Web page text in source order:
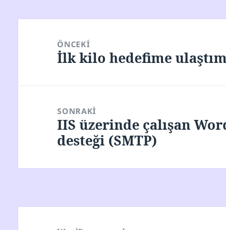
gezinmesiÖNCEKI
Önceki
İlk kilo hedefime
SONRAKI
Sonraki
yazı:
IIS üzerinde çalışan
desteği (SMTP)